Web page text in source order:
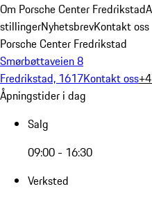
Om Porsche Center Fredrikstad
stillingerNyhetsbrevKontakt oss
Porsche Center Fredrikstad
Smørbøttaveien 8
Fredrikstad, 1617Kontakt oss
Åpningstider i dag
Salg
09:00 - 16:30
Verksted